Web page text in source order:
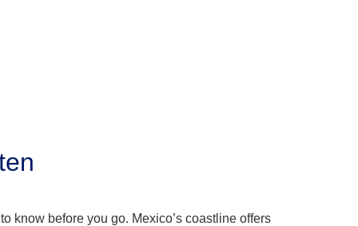
know before you go. Mexico’s coastline offers